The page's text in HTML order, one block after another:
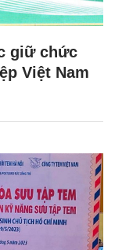
giữ chức
Việt Nam